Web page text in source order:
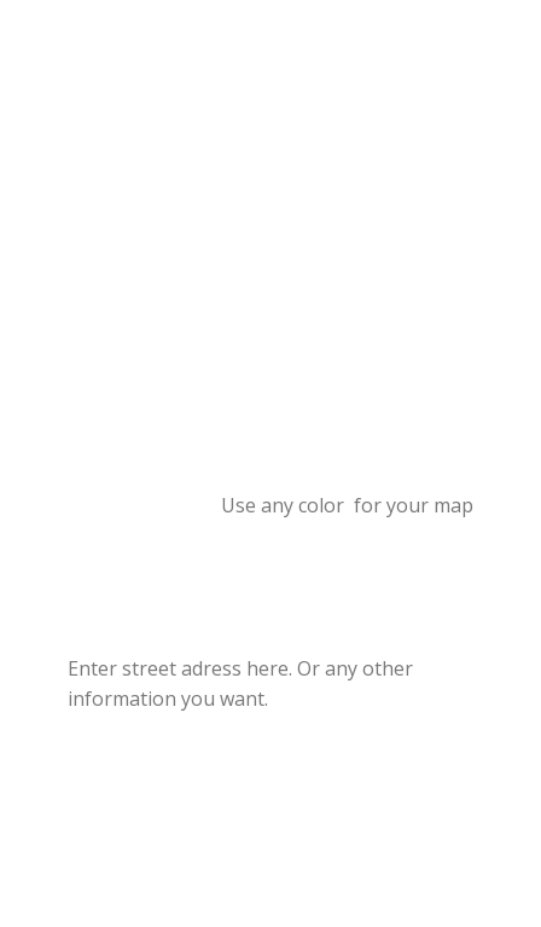
Use any color for your map
Enter street adress here. Or any other
information you want.